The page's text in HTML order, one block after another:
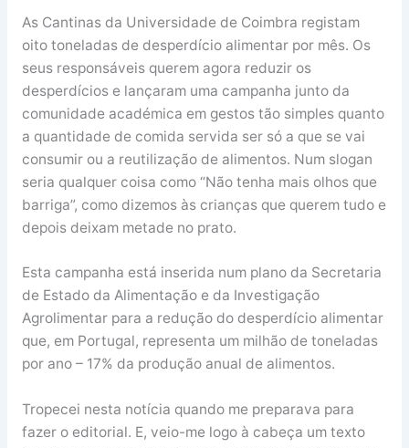
As Cantinas da Universidade de Coimbra registam
oito toneladas de desperdício alimentar por mês. Os
seus responsáveis querem agora reduzir os
desperdícios e lançaram uma campanha junto da
comunidade académica em gestos tão simples quanto
a quantidade de comida servida ser só a que se vai
consumir ou a reutilização de alimentos. Num slogan
seria qualquer coisa como “Não tenha mais olhos que
barriga”, como dizemos às crianças que querem tudo e
depois deixam metade no prato.
Esta campanha está inserida num plano da Secretaria
de Estado da Alimentação e da Investigação
Agrolimentar para a redução do desperdício alimentar
que, em Portugal, representa um milhão de toneladas
por ano – 17% da produção anual de alimentos.
Tropecei nesta notícia quando me preparava para
fazer o editorial. E, veio-me logo à cabeça um texto